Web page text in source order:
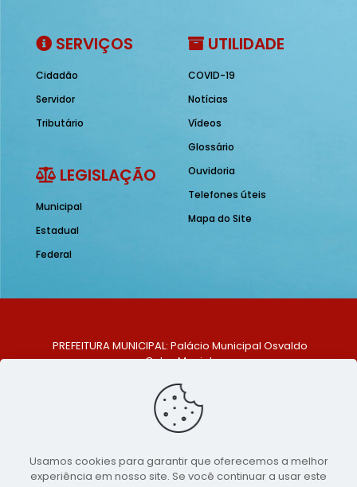
SERVIÇOS
Cidadão
Servidor
Tributário
LEGISLAÇÃO
Municipal
Estadual
Federal
UTILIDADE
COVID-19
Notícias
Vídeos
Glossário
Ouvidoria
Telefones úteis
Mapa do Site
PREFEITURA MUNICIPAL: Palácio Municipal Osvaldo
Celso Maciel
Centro, São Bento do Una - PE. CEP: 553370-128
TELEFONE: (81) 99548-1569
E-MAIL: ouvidoria@saobentodouna.pe.gov.br
Copyright 2021-2026 - Assessoria de Comunicação da
Usamos cookies para garantir que oferecemos a melhor
experiência em nosso site. Se você continuar a usar este